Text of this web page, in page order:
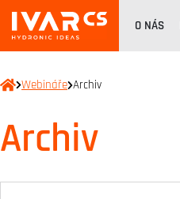
O NÁS
Webináře Archiv
Archiv